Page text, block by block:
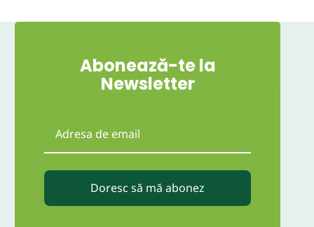
Abonează-te la
Newsletter
Doresc să mă abonez